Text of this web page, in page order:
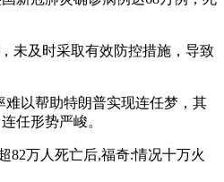
未及时采取有效防控措施，导致
难以帮助特朗普实现连任梦，其
任形势严峻。
82万人死亡后,福奇:情况十万火